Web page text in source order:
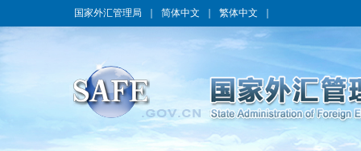
国家外汇管理局 简体中文 繁体中文